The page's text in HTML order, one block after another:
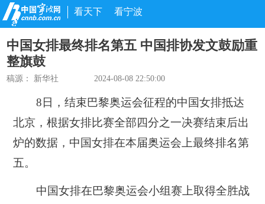
看天下 看宁波
中国女排最终排名第五 中国排协发文鼓励重
整旗鼓
稿源： 新华社 2024-08-08 22:50:00
8日，结束巴黎奥运会征程的中国女排抵达
北京，根据女排比赛全部四分之一决赛结束后出
炉的数据，中国女排在本届奥运会上最终排名第
五。
中国女排在巴黎奥运会小组赛上取得全胜战